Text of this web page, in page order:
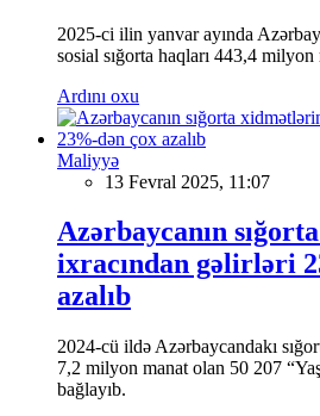
2025-ci ilin yanvar ayında
sosial sığorta haqları 443,4
Ardını oxu
Maliyyə
13 Fevral 2025, 11:07
Azərbaycanın
ixracından gəlirləri
azalıb
2024-cü ildə Azərbaycandakı
7,2 milyon manat olan 50 207
bağlayıb.